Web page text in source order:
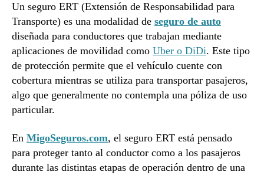
Un seguro ERT (Extensión de Responsabilidad para
Transporte) es una modalidad de seguro de auto
diseñada para conductores que trabajan mediante
aplicaciones de movilidad como Uber o DiDi. Este tipo
de protección permite que el vehículo cuente con
cobertura mientras se utiliza para transportar pasajeros,
algo que generalmente no contempla una póliza de uso
particular.
En MigoSeguros.com, el seguro ERT está pensado
para proteger tanto al conductor como a los pasajeros
durante las distintas etapas de operación dentro de una